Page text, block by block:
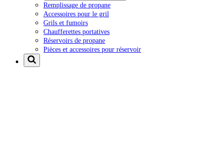
Remplissage de propane
Accessoires pour le gril
Grils et fumoirs
Chaufferettes portatives
Réservoirs de propane
Pièces et accessoires pour réservoir